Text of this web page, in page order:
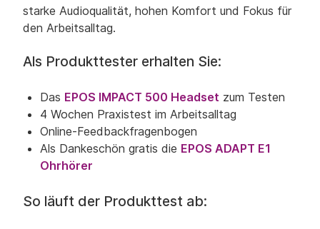
starke Audioqualität, hohen Komfort und Fokus für
den Arbeitsalltag.
Als Produkttester erhalten Sie:
Das EPOS IMPACT 500 Headset zum Testen
4 Wochen Praxistest im Arbeitsalltag
Online-Feedbackfragenbogen
Als Dankeschön gratis die EPOS ADAPT E1
Ohrhörer
So läuft der Produkttest ab: